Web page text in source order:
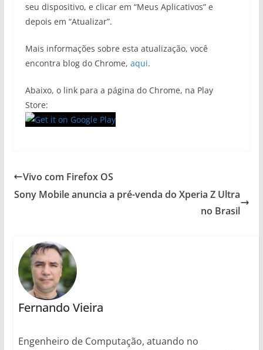
seu dispositivo, e clicar em “Meus Aplicativos” e
depois em “Atualizar”.
Mais informações sobre esta atualização, você
encontra blog do Chrome, aqui.
Abaixo, o link para a página do Chrome, na Play
Store:
Vivo com Firefox OS
Sony Mobile anuncia a pré-venda do Xperia Z Ultra
no Brasil
Fernando Vieira
Engenheiro de Computação, atuando no